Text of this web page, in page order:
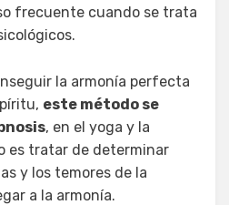
frecuente cuando se trata
la armonía perfecta
este método se
, en el yoga y la
es tratar de determinar
y los temores de la
a la armonía.